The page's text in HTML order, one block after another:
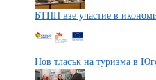
БТПП взе участие в
Нов тласък на туризма в